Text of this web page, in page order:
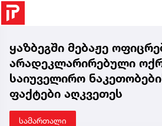
ყაზბეგში მებაჟე
არადეკლარირებული
საიუველირო
ფაქტები აღკვეთეს
სამართალი